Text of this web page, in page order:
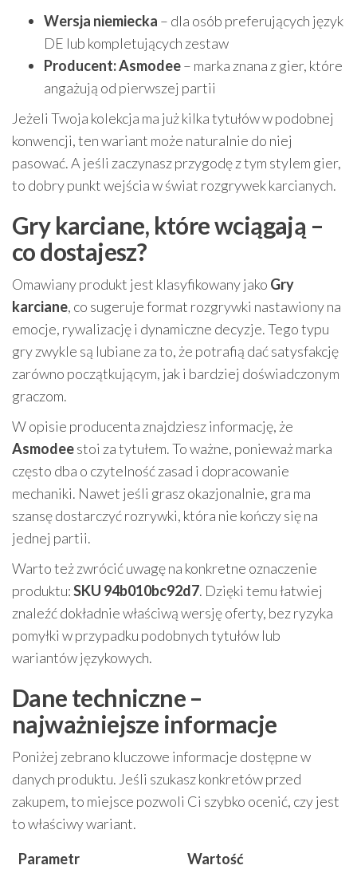
Wersja niemiecka – dla osób preferujących język
DE lub kompletujących zestaw
Producent: Asmodee– marka znana z gier, które
angażują od pierwszej partii
Jeżeli Twoja kolekcja ma już kilka tytułów w podobnej
konwencji, ten wariant może naturalnie do niej
pasować. A jeśli zaczynasz przygodę z tym stylem gier,
to dobry punkt wejścia w świat rozgrywek karcianych.
Gry karciane, które wciągają –
co dostajesz?
Omawiany produkt jest klasyfikowany jako Gry
karciane, co sugeruje format rozgrywki nastawiony na
emocje, rywalizację i dynamiczne decyzje. Tego typu
gry zwykle są lubiane za to, że potrafią dać satysfakcję
zarówno początkującym, jak i bardziej doświadczonym
graczom.
W opisie producenta znajdziesz informację, że
Asmodeestoi za tytułem. To ważne, ponieważ marka
często dba o czytelność zasad i dopracowanie
mechaniki. Nawet jeśli grasz okazjonalnie, gra ma
szansę dostarczyć rozrywki, która nie kończy się na
jednej partii.
Warto też zwrócić uwagę na konkretne oznaczenie
produktu:SKU 94b010bc92d7. Dzięki temu łatwiej
znaleźć dokładnie właściwą wersję oferty, bez ryzyka
pomyłki w przypadku podobnych tytułów lub
wariantów językowych.
Dane techniczne –
najważniejsze informacje
Poniżej zebrano kluczowe informacje dostępne w
danych produktu. Jeśli szukasz konkretów przed
zakupem, to miejsce pozwoli Ci szybko ocenić, czy jest
to właściwy wariant.
Parametr
Wartość